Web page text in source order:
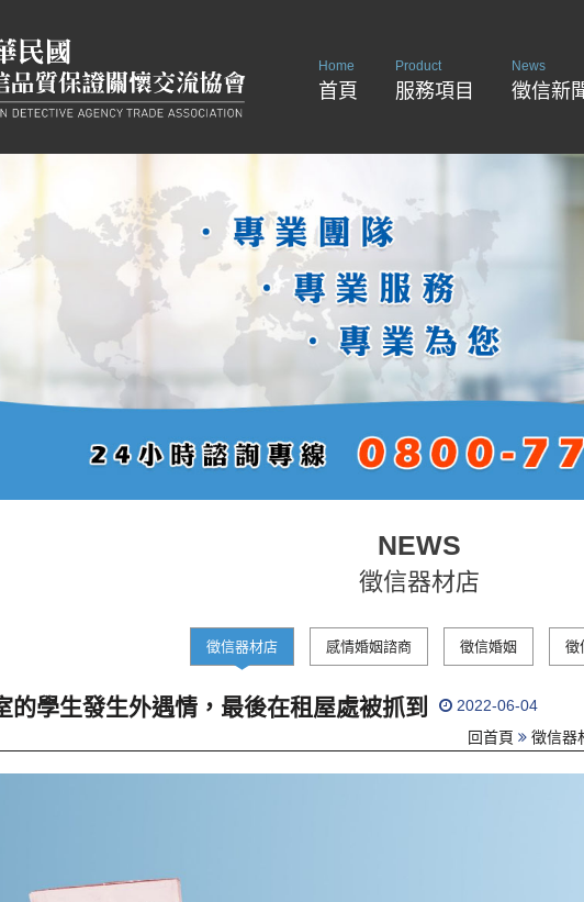
Home
首頁
Product
服務項目
News
徵信新
NEWS
徵信器材店
徵信器材店 感情婚姻諮商 徵信婚姻 徵
的學生發生外遇情，最後在租屋處被抓到
2022-06-04
回首頁
徵信器